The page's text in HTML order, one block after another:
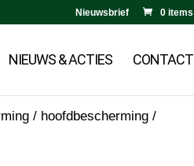
Nieuwsbrief 0 items
NIEUWS & ACTIES CONTACT
/ hoofdbescherming /